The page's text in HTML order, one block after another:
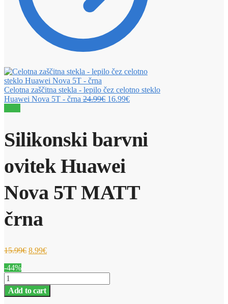
Celotna zaščitna stekla - lepilo čez celotno steklo
Huawei Nova 5T - črna 24.99€ 16.99€
Silikonski barvni
ovitek Huawei
Nova 5T MATT
črna
15.99€ 8.99€
-44%
Silikonski
barvni
ovitek
Add to cart